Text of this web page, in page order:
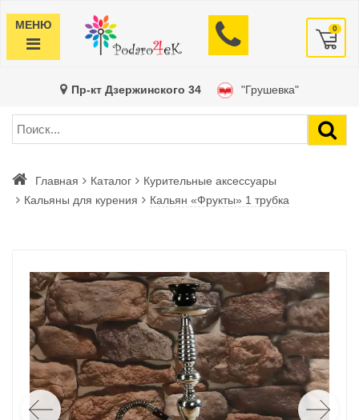
МЕНЮ 0
Пр-кт Дзержинского 34 "Грушевка"
Главная Каталог
Курительные аксессуары
Кальяны для курения
Кальян «Фрукты» 1 трубка